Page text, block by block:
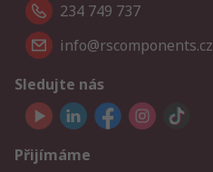
234 749 737
info@rscomponents.cz
Sledujte nás
Přijímáme